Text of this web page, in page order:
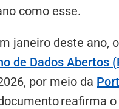
como esse.
janeiro deste ano,
de Dados Abertos
por meio da
reafirma o